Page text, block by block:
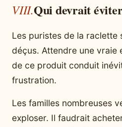
Qui devrait
Les puristes de la raclette
déçus. Attendre une vraie
de ce produit conduit
frustration.
Les familles nombreuses
exploser. Il faudrait